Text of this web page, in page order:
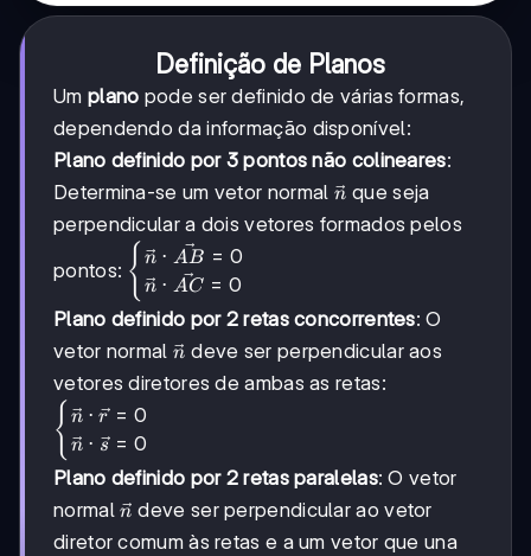
Definição de Planos
Um plano pode ser definido de várias formas,
dependendo da informação disponível:
Plano definido por 3 pontos não colineares:
Determina-se um vetor normal \vec{n}
n que seja
perpendicular a dois vetores formados pelos
pontos:
\begin{cases}
\vec{n} \cdot
\vec{AB} = 0
\\ \vec{n}
\cdot
\vec{AC} = 0
\end{cases}
{ n ⋅ AB = 0
n ⋅ AC = 0
Plano definido por 2 retas concorrentes: O
vetor normal \vec{n}
n deve ser perpendicular aos
vetores diretores de ambas as retas:
\begin{cases}
\vec{n} \cdot
\vec{r} = 0 \\
\vec{n} \cdot
\vec{s} = 0
\end{cases}
{ n ⋅ r = 0
n ⋅ s = 0
Plano definido por 2 retas paralelas: O vetor
normal\vec{n}
n deve ser perpendicular ao vetor
diretor comum às retas e a um vetor que una